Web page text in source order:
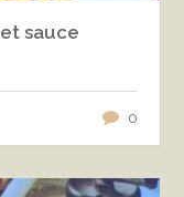
sauce
0